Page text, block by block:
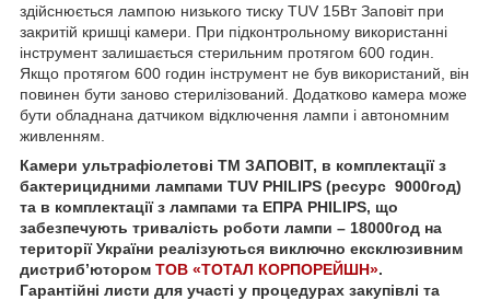
здійснюється лампою низького тиску TUV 15Вт Заповіт при
закритій кришці камери. При підконтрольному використанні
інструмент залишається стерильним протягом 600 годин.
Якщо протягом 600 годин інструмент не був використаний, він
повинен бути заново стерилізований. Додатково камера може
бути обладнана датчиком відключення лампи і автономним
живленням.
Камери ультрафіолетові ТМ ЗАПОВІТ, в комплектації з
бактерицидними лампами TUV PHILIPS (ресурс 9000год)
та в комплектації з лампами та ЕПРА PHILIPS, що
забезпечують тривалість роботи лампи – 18000год на
території України реалізуються виключно ексклюзивним
дистриб’ютором ТОВ «ТОТАЛ КОРПОРЕЙШН».
Гарантійні листи для участі у процедурах закупівлі та